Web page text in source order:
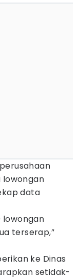
lowongan
data
lowongan
terserap,”
ke Dinas
setidak-